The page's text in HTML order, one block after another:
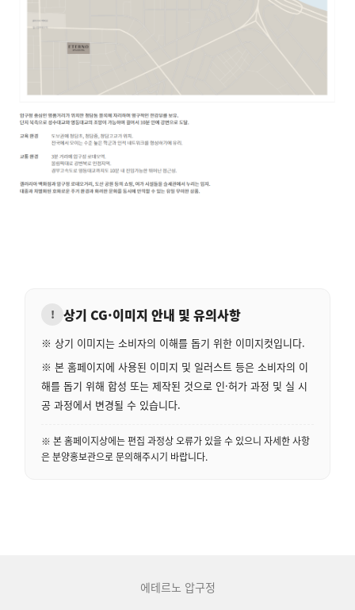
! 상기 CG·이미지 안내 및 유의사항
※ 상기 이미지는 소비자의 이해를 돕기 위한 이미지컷입니다.
※ 본 홈페이지에 사용된 이미지 및 일러스트 등은 소비자의 이
해를 돕기 위해 합성 또는 제작된 것으로 인·허가 과정 및 실 시
공 과정에서 변경될 수 있습니다.
※ 본 홈페이지상에는 편집 과정상 오류가 있을 수 있으니 자세한 사항
은 분양홍보관으로 문의해주시기 바랍니다.
에테르노 압구정